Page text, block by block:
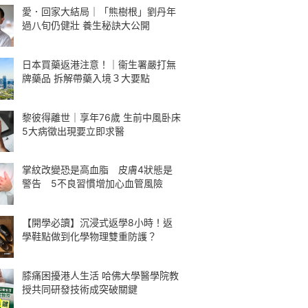
愛．回家大結局｜「熊樹根」劉丹年
過八旬仍健壯 養生秘訣大公開
日本買藥返港注意！｜衞生署嚴打無
牌藥品 拆解帶藥入境３大要點
黎彼得離世｜享年76歲 生前中風卧床
5大病徵出現要立即求醫
掌紋改變恐是高血脂 皮膚4狀態是
警告 5不良習慣增加心血管風險
【開學必讀】沉浸式返學8小時！返
學鞋點做到化學物理雙重防護？
膝痛困擾港人生活 哈佛大學醫學院教
授共同研發技術成突破關鍵